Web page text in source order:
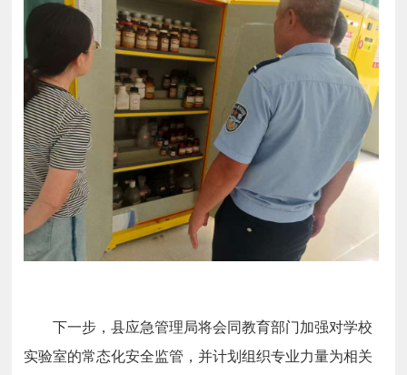
下一步，县应急管理局将会同教育部门加强对学校
实验室的常态化安全监管，并计划组织专业力量为相关